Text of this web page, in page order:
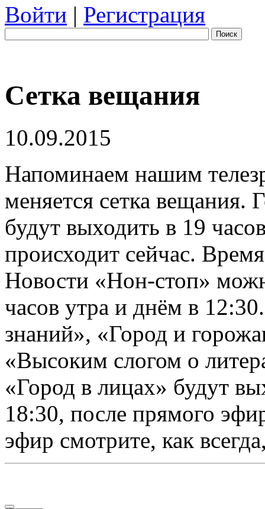
Войти | Регистрация
Поиск
Сетка вещания
10.09.2015
Напоминаем нашим
меняется сетка вещания.
будут выходить в 19
происходит сейчас.
Новости «Нон-стоп»
часов утра и днём в
знаний», «Город и
«Высоким слогом о
«Город в лицах» будут
18:30, после прямого
эфир смотрите, как